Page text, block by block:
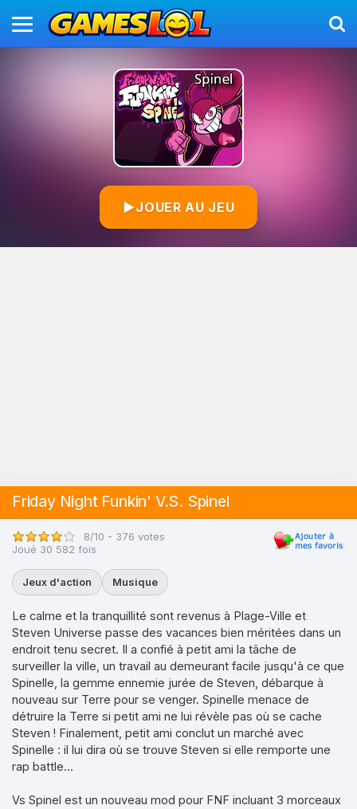
▶JOUER AU JEU
Friday Night Funkin' V.S. Spinel
8/10 - 376 votes
Joué 30 582 fois
Jeux d'action Musique
Le calme et la tranquillité sont revenus à Plage-Ville et
Steven Universe passe des vacances bien méritées dans un
endroit tenu secret. Il a confié à petit ami la tâche de
surveiller la ville, un travail au demeurant facile jusqu'à ce que
Spinelle, la gemme ennemie jurée de Steven, débarque à
nouveau sur Terre pour se venger. Spinelle menace de
détruire la Terre si petit ami ne lui révèle pas où se cache
Steven ! Finalement, petit ami conclut un marché avec
Spinelle : il lui dira où se trouve Steven si elle remporte une
rap battle...
Vs Spinel est un nouveau mod pour FNF incluant 3 morceaux